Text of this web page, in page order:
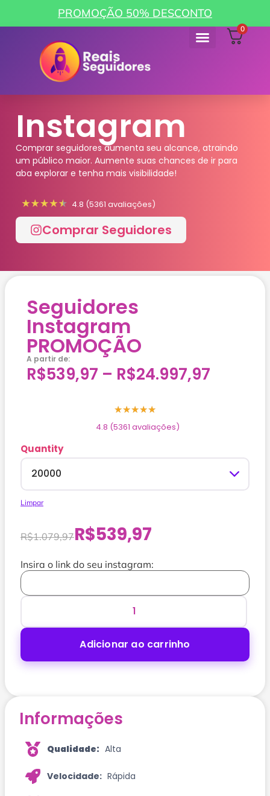
PROMOÇÃO 50% DESCONTO
0
Instagram
Comprar seguidores aumenta seu alcance, atraindo
um público maior. Aumente suas chances de ir para
aba explorar e tenha mais visibilidade!
4.8 (5361 avaliações)
Comprar Seguidores
Seguidores
Instagram
PROMOÇÃO
A partir de:
R$539,97 – R$24.997,97
★★★★★
4.8 (5361 avaliações)
Quantity
Limpar
R$1.079,97R$539,97
Insira o link do seu instagram:
Adicionar ao carrinho
Informações
Qualidade: Alta
Velocidade: Rápida